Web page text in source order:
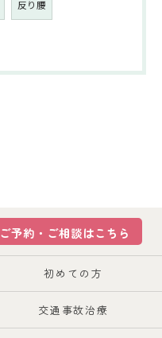
反り腰
ご予約・ご相談はこちら
初めての方
交通事故治療